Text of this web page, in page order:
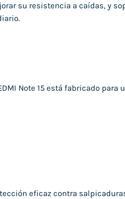
su resistencia a caídas, y
Note 15 está fabricado para
eficaz contra